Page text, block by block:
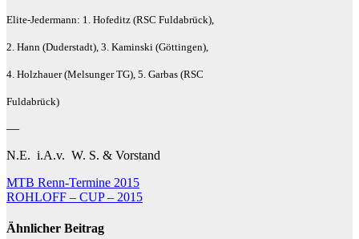
Elite-Jedermann: 1. Hofeditz (RSC Fuldabrück),
2. Hann (Duderstadt), 3. Kaminski (Göttingen),
4. Holzhauer (Melsunger TG), 5. Garbas (RSC
Fuldabrück)
—
N.E. i.A.v. W. S. & Vorstand
Beitragsnavigation
MTB Renn-Termine 2015
ROHLOFF – CUP – 2015
Ähnlicher Beitrag